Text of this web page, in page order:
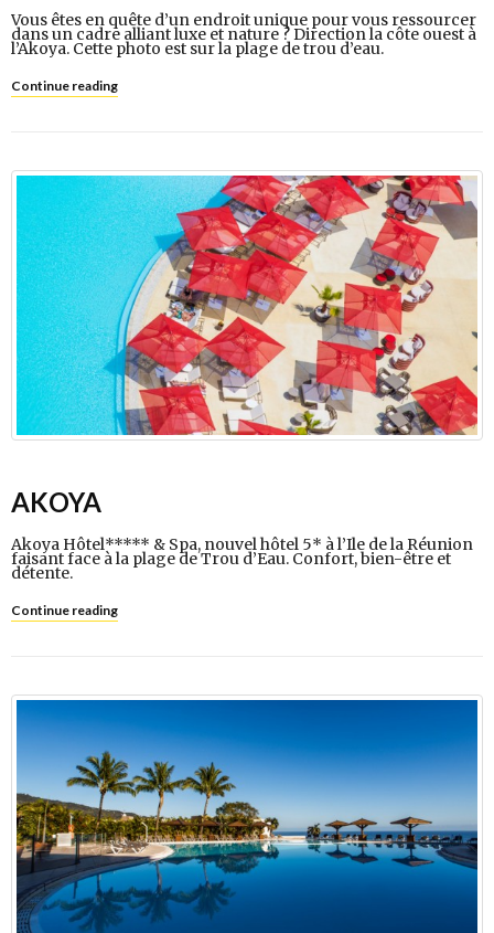
Vous êtes en quête d’un endroit unique pour vous ressourcer
dans un cadre alliant luxe et nature ? Direction la côte ouest à
l’Akoya. Cette photo est sur la plage de trou d’eau.
Continue reading
AKOYA
Akoya Hôtel***** & Spa, nouvel hôtel 5* à l’Ile de la Réunion
faisant face à la plage de Trou d’Eau. Confort, bien-être et
détente.
Continue reading